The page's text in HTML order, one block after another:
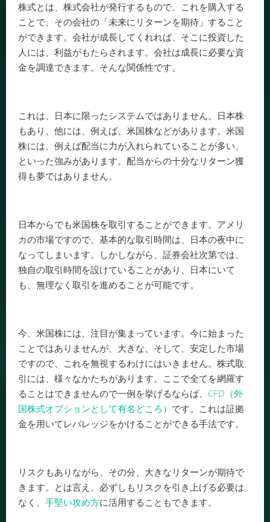
株式とは、株式会社が発行するもので、これを購入する
ことで、その会社の「未来にリターンを期待」すること
ができます。会社が成長してくれれば、そこに投資した
人には、利益がもたらされます。会社は成長に必要な資
金を調達できます。そんな関係性です。
これは、日本に限ったシステムではありません。日本株
もあり、他には、例えば、米国株などがあります。米国
株には、例えば配当に力が入れられていることが多い、
といった強みがあります。配当からの十分なリターン獲
得も夢ではありません。
日本からでも米国株を取引することができます。アメリ
カの市場ですので、基本的な取引時間は、日本の夜中に
なってしまいます。しかしながら、証券会社次第では、
独自の取引時間を設けていることがあり、日本にいて
も、無理なく取引を進めることが可能です。
今、米国株には、注目が集まっています。今に始まった
ことではありませんが、大きな、そして、安定した市場
ですので、これを無視するわけにはいきません。株式取
引には、様々なかたちがあります。ここで全てを網羅す
ることはできませんので一例を挙げるならば、 CFD（外
国株式オプションとして有名どころ） です。これは証拠
金を用いてレバレッジをかけることができる手法です。
リスクもありながら、その分、大きなリターンが期待で
きます。とは言え、必ずしもリスクを引き上げる必要は
なく、 手堅い攻め方に活用することもできます。